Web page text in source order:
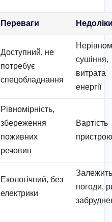
Переваги
Доступний, не
потребує
спецобладнання
сушіння,
витрата
енергії
Рівномірність,
збереження
поживних
речовин
Вартість
Екологічний, без
електрики
погоди,